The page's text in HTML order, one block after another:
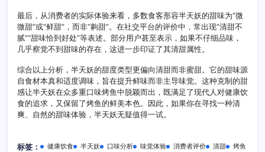
最后，从消费者的实际体验来看，多数食客形容半天妖的甜味为“微
微甜”或“鲜甜”，而非“齁甜”。在社交平台的评价中，常出现“清甜不
腻”“甜味恰到好处”等表述。部分用户甚至表示，如果不仔细品味，
几乎察觉不到甜味的存在，这进一步印证了其清甜属性。
综合以上分析，半天妖的甜度类型更偏向清甜而非蜜甜。它的甜味源
自食材本真和适度调味，旨在提升鲜味而非主导味觉。这种克制的甜
感让半天妖在众多重口味烤鱼中脱颖而出，既满足了现代人对健康饮
食的追求，又保留了烤鱼的鲜美本色。因此，如果你在寻找一种清
爽、自然的甜味体验，半天妖无疑值得一试。
标签： 健康饮食 半天妖 口味分析 味觉体验 消费者评价 清甜
烤鱼